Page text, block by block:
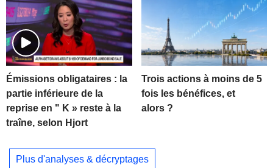
Émissions obligataires : la
partie inférieure de la
reprise en " K » reste à la
traîne, selon Hjort
Trois actions à moins de 5
fois les bénéfices, et
alors ?
Plus d'analyses & décryptages